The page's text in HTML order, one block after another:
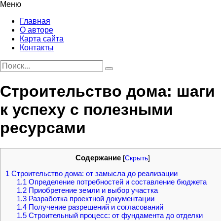
Меню
Главная
О авторе
Карта сайта
Контакты
Строительство дома: шаги
к успеху с полезными
ресурсами
Содержание [Скрыть]
1 Строительство дома: от замысла до реализации
1.1 Определение потребностей и составление бюджета
1.2Приобретение земли и выбор участка
1.3Разработка проектной документации
1.4Получение разрешений и согласований
1.5Строительный процесс: от фундамента до отделки